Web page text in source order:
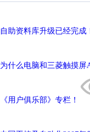
自助资料库升级已经完成
为什么电脑和三菱触摸屏
《用户俱乐部》专栏！